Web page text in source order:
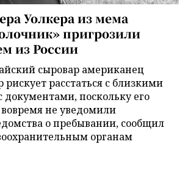
Уолкера из мема
пригрозили
из России
сыровар американец
рискует расстаться с близкими
документами, поскольку его
не уведомили
о пребывании, сообщил
органам